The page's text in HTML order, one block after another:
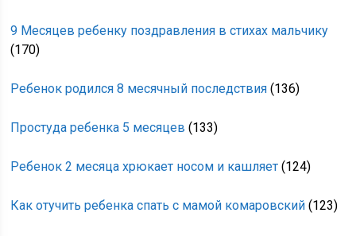
9 Месяцев ребенку поздравления в стихах мальчику
(170)
Ребенок родился 8 месячный последствия (136)
Простуда ребенка 5 месяцев (133)
Ребенок 2 месяца хрюкает носом и кашляет (124)
Как отучить ребенка спать с мамой комаровский (123)